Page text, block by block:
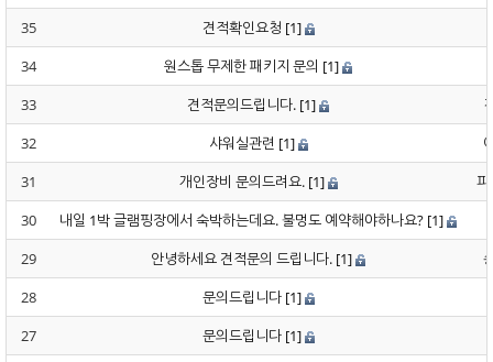
35
견적확인요청 [1]
34
원스톱 무제한 패키지 문의 [1]
33
견적문의드립니다. [1]
32
샤워실관련 [1]
31
개인장비 문의드려요. [1]
파
30
내일 1박 글램핑장에서 숙박하는데요. 불멍도 예약해야하나요? [1]
29
안녕하세요 견적문의 드립니다. [1]
28
문의드립니다 [1]
27
문의드립니다 [1]